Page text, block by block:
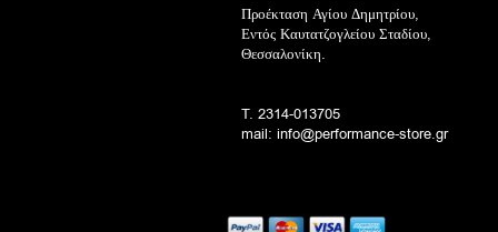
Προέκταση Αγίου Δημητρίου,
Εντός Καυτατζογλείου Σταδίου,
Θεσσαλονίκη.
T. 2314-013705
mail: info@performance-store.gr